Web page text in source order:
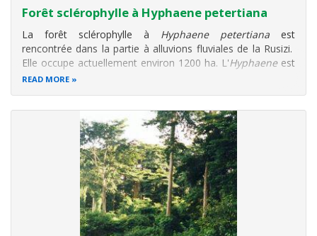
Forêt sclérophylle à Hyphaene petertiana
La forêt sclérophylle à Hyphaene petertiana est
rencontrée dans la partie à alluvions fluviales de la Rusizi.
Elle occupe actuellement environ 1200 ha. L'Hyphaeneest
essence largement dominante et endémique de plaine. Au
READ MORE